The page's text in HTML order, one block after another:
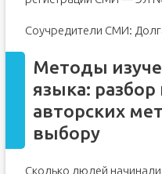
Соучредители СМИ:
Методы
языка:
авторских
выбору
Сколько людей